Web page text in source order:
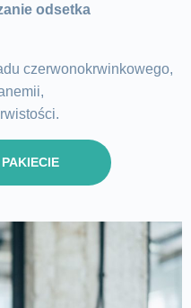
odsetka
czerwonokrwinkowego,